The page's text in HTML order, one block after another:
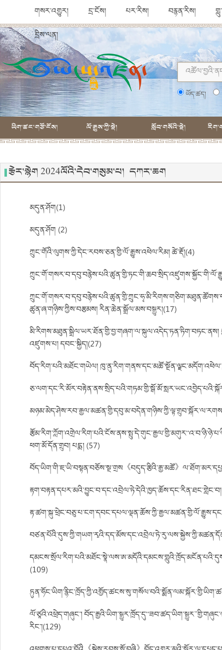
གསར་འགྱུར། དྲ་ངོས། པར་རིས། བརྙན་རིས།
དྲིས་ལན།
ཡོད་ཚད།
ཡིག་ཚང་གཙོ་ངོས། ལོ་རྒྱུས་ཀྱི་སྡེ། སློབ་གསོའི་སྡེ།
རྩེར་སྙེག 2024ལོའི་དེབ་གསུམ་པ། དཀར་ཆག
མདུན་ཤོག(1)
མདུན་ཤོག (2)
ཀྲུང་གོའི་ལུགས་ཀྱི་དེང་རབས་ཅན་གྱི་ལོ་རྒྱུས་འཕེལ་རིམ། ཚེ་རྡོ།(4)
ཚུན་ཞ་གཉིས་ཀྱིས་བརྩམས། རིན་ཆེན་སྒྲོལ་མས་བསྒྱུར།(17)
འཛུགས་པ། དབང་སྐྱིད།(27)
བོད་རིག་པའི་མཐོང་གཡེལ།
ཕག་མོ་དོན་གྲུབ། པདྨ། (57)
བོད་ཡིག་གི་ཇ་ཡི་བསྟན་བཅོས་སྔ་གྲས《བདུད་རྩིའི་རྒྱ་མཚོ》
(109)
ལོ་ཙཱའི་འཕྲེད་གཞུང་།
རིང་།(129)